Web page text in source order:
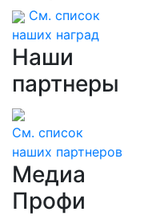
См. список
наших наград
Наши
партнеры
См. список
наших партнеров
Медиа
Профи